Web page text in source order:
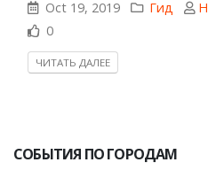
Oct 19, 2019 Гид
0
ЧИТАТЬ ДАЛЕЕ
СОБЫТИЯ ПО ГОРОДАМ